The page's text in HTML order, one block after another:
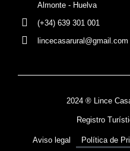
Almonte - Huelva
(+34) 639 301 001
lincecasarural@gmail.com
2024 ® Lince
Registro
Aviso legal Política de